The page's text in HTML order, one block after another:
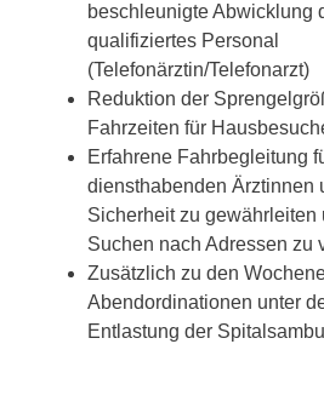
beschleunigte Abwicklung
qualifiziertes Personal
(Telefonärztin/Telefonarzt)
Reduktion der
Fahrzeiten für
Erfahrene Fahrbegleitung
diensthabenden Ärztinnen
Sicherheit zu
Suchen nach Adressen zu
Zusätzlich zu den
Abendordinationen unter
Entlastung der